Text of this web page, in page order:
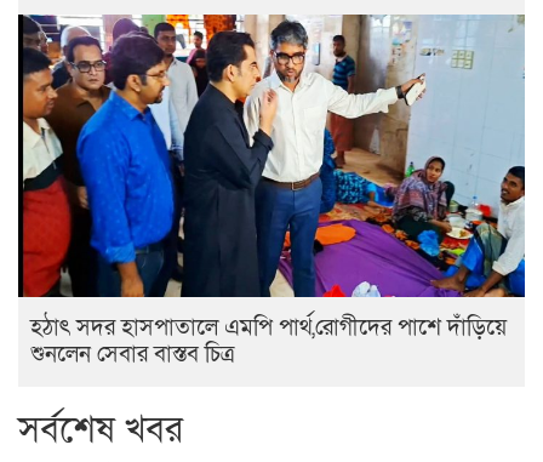
হঠাৎ সদর হাসপাতালে এমপি পার্থ,রোগীদের পাশে দাঁড়িয়ে
শুনলেন সেবার বাস্তব চিত্র
সর্বশেষ খবর